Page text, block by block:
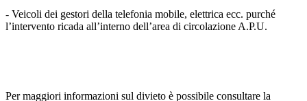
- Veicoli dei gestori della telefonia mobile, elettrica ecc. purché
l’intervento ricada all’interno dell’area di circolazione A.P.U.
Per maggiori informazioni sul divieto è possibile consultare la